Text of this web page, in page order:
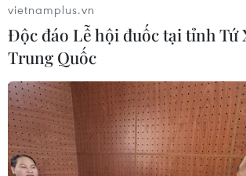
khôi phục các hoạt động theo
kiểm soát được dịch bệnh, bao
thức chấp hành của người dân...
dõi, đánh giá để kịp thời điều
diễn biến tình hình; hướng dẫn
tăng cường hợp tác công-tư trong
dịch nhất là về chăm sóc, điều trị,
vietnamplus.vn
Độc đáo Lễ hội đuốc tại tỉnh Tứ
Trung Quốc